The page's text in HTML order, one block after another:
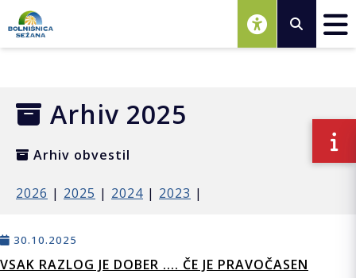
Osrednja vsebina
Arhiv 2025
Arhiv obvestil
2026 | 2025 | 2024 | 2023 |
30.10.2025
VSAK RAZLOG JE DOBER .... ČE JE PRAVOČASEN